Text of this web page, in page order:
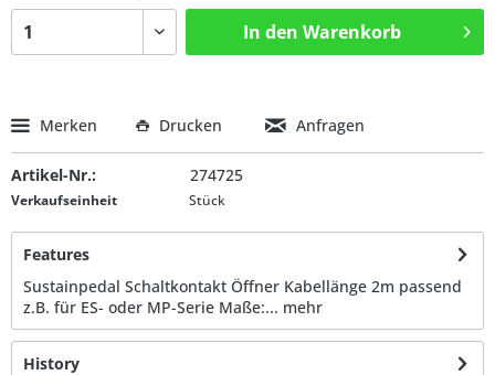
In den Warenkorb
Merken Drucken Anfragen
Artikel-Nr.: 274725
Verkaufseinheit Stück
Features
Sustainpedal Schaltkontakt Öffner Kabellänge 2m passend
z.B. für ES- oder MP-Serie Maße:... mehr
History